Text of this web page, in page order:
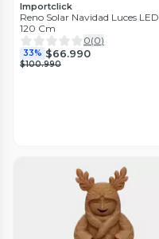
Importclick
Reno Solar Navidad Luces LED
120 Cm
0(0)
33% $66.990
$100.990